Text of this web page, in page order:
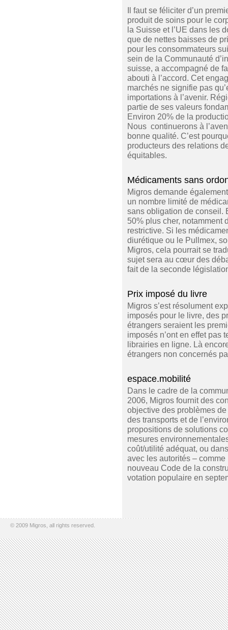
Il faut se féliciter d’un
produit de soins pour le
la Suisse et l’UE dans les
que de nettes baisses de
pour les consommateurs
sein de la Communauté
suisse, a accompagné de
abouti à l’accord. Cet
marchés ne signifie pas
importations à l’avenir.
partie de ses valeurs
Environ 20% de la
Nous continuerons à
bonne qualité. C’est
producteurs des relations
équitables.
Médicaments sans
Migros demande
un nombre limité de
sans obligation de conseil.
50% plus cher, notamment
restrictive. Si les
diurétique ou le Pullmex,
Migros, cela pourrait se
sujet sera au cœur des
fait de la seconde
Prix imposé du livre
Migros s’est résolument
imposés pour le livre, des
étrangers seraient les
imposés n’ont en effet pas
librairies en ligne. Là
étrangers non concernés
espace.mobilité
Dans le cadre de la
2006, Migros fournit des
objective des problèmes
des transports et de
propositions de solutions
mesures
coût/utilité adéquat, ou
avec les autorités –
nouveau Code de la
votation populaire en
© 2009 Migros, all rights reserved.